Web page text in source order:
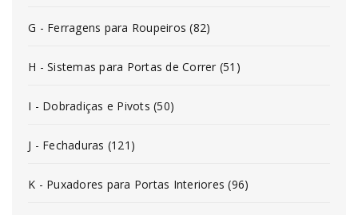
G - Ferragens para Roupeiros (82)
H - Sistemas para Portas de Correr (51)
I - Dobradiças e Pivots (50)
J - Fechaduras (121)
K - Puxadores para Portas Interiores (96)